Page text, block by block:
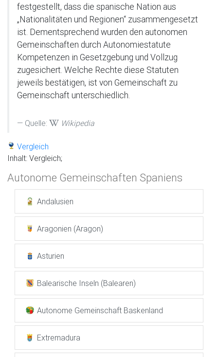
festgestellt, dass die spanische Nation aus
„Nationalitäten und Regionen“ zusammengesetzt
ist. Dementsprechend wurden den autonomen
Gemeinschaften durch Autonomiestatute
Kompetenzen in Gesetzgebung und Vollzug
zugesichert. Welche Rechte diese Statuten
jeweils bestätigen, ist von Gemeinschaft zu
Gemeinschaft unterschiedlich.
Quelle: Wikipedia
Vergleich
Inhalt: Vergleich;
Autonome Gemeinschaften Spaniens
Andalusien
Aragonien (Aragon)
Asturien
Balearische Inseln (Balearen)
Autonome Gemeinschaft Baskenland
Extremadura